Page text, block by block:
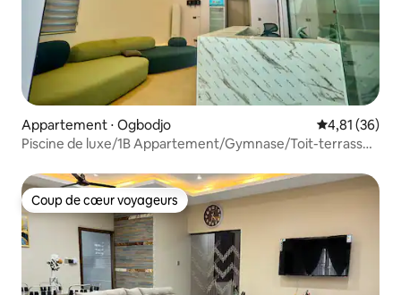
Appartement ⋅ Ogbodjo Évaluation
4,81 (36)
Piscine de luxe/1B Appartement/Gymnase/Toit-terrasse/
Coup de cœur voyageurs
Coup de cœur voyageurs